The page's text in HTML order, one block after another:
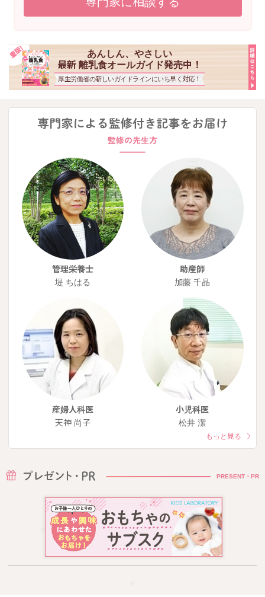
あんしん、やさしい
最新 離乳食オールガイド発売中！
厚生労働省の新しいガイドラインにいち早く対応！
管理栄養士
堤 ちはる
助産師
加藤 千晶
産婦人科医
天神 尚子
小児科医
松井 潔
もっと見る
PRESENT・PR